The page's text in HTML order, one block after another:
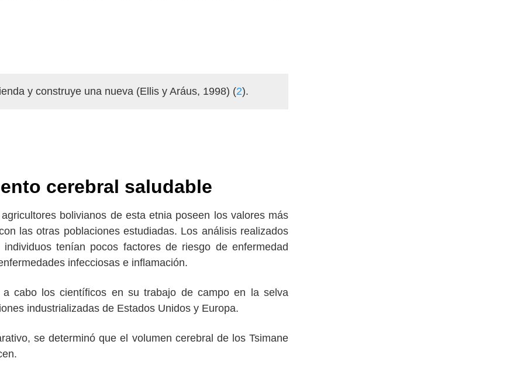
y construye una nueva (Ellis y Aráus, 1998) (2).
cerebral saludable
bolivianos de esta etnia poseen los valores más
las otras poblaciones estudiadas. Los análisis realizados
tenían pocos factores de riesgo de enfermedad
infecciosas e inflamación.
cabo los científicos en su trabajo de campo en la selva
industrializadas de Estados Unidos y Europa.
se determinó que el volumen cerebral de los Tsimane